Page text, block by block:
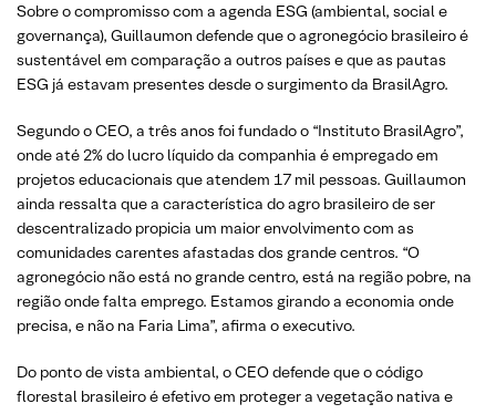
Sobre o compromisso com a agenda ESG (ambiental, social e
governança), Guillaumon defende que o agronegócio brasileiro é
sustentável em comparação a outros países e que as pautas
ESG já estavam presentes desde o surgimento da BrasilAgro.
Segundo o CEO, a três anos foi fundado o “Instituto BrasilAgro”,
onde até 2% do lucro líquido da companhia é empregado em
projetos educacionais que atendem 17 mil pessoas. Guillaumon
ainda ressalta que a característica do agro brasileiro de ser
descentralizado propicia um maior envolvimento com as
comunidades carentes afastadas dos grande centros. “O
agronegócio não está no grande centro, está na região pobre, na
região onde falta emprego. Estamos girando a economia onde
precisa, e não na Faria Lima”, afirma o executivo.
Do ponto de vista ambiental, o CEO defende que o código
florestal brasileiro é efetivo em proteger a vegetação nativa e